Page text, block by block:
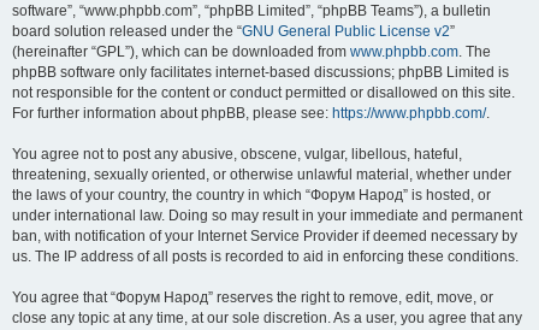
software”, “www.phpbb.com”, “phpBB Limited”, “phpBB Teams”), a bulletin
board solution released under the “GNU General Public License v2”
(hereinafter “GPL”), which can be downloaded from www.phpbb.com. The
phpBB software only facilitates internet-based discussions; phpBB Limited is
not responsible for the content or conduct permitted or disallowed on this site.
For further information about phpBB, please see: https://www.phpbb.com/.
You agree not to post any abusive, obscene, vulgar, libellous, hateful,
threatening, sexually oriented, or otherwise unlawful material, whether under
the laws of your country, the country in which “Форум Народ” is hosted, or
under international law. Doing so may result in your immediate and permanent
ban, with notification of your Internet Service Provider if deemed necessary by
us. The IP address of all posts is recorded to aid in enforcing these conditions.
You agree that “Форум Народ” reserves the right to remove, edit, move, or
close any topic at any time, at our sole discretion. As a user, you agree that any